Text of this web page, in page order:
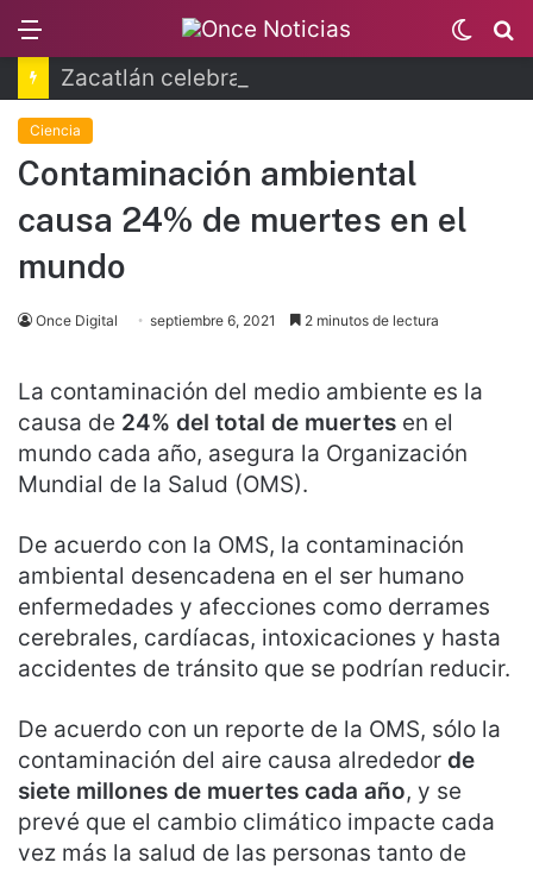
Switch
skin
Ciencia
Contaminación ambiental
causa 24% de muertes en el
mundo
Once Digital septiembre 6, 2021 2 minutos de lectura
La contaminación del medio ambiente es la
causa de 24% del total de muertes en el
mundo cada año, asegura la Organización
Mundial de la Salud (OMS).
De acuerdo con la OMS, la contaminación
ambiental desencadena en el ser humano
enfermedades y afecciones como derrames
cerebrales, cardíacas, intoxicaciones y hasta
accidentes de tránsito que se podrían reducir.
De acuerdo con un reporte de la OMS, sólo la
contaminación del aire causa alrededor de
siete millones de muertes cada año, y se
prevé que el cambio climático impacte cada
vez más la salud de las personas tanto de